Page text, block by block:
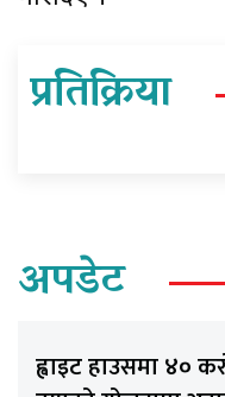
प्रतिक्रिया
अपडेट
ह्वाइट हाउसमा ४०